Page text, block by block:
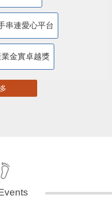
串連愛心平台
金實卓越獎